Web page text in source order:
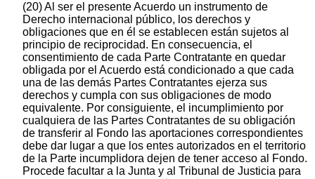
(20) Al ser el presente Acuerdo un instrumento de
Derecho internacional público, los derechos y
obligaciones que en él se establecen están sujetos al
principio de reciprocidad. En consecuencia, el
consentimiento de cada Parte Contratante en quedar
obligada por el Acuerdo está condicionado a que cada
una de las demás Partes Contratantes ejerza sus
derechos y cumpla con sus obligaciones de modo
equivalente. Por consiguiente, el incumplimiento por
cualquiera de las Partes Contratantes de su obligación
de transferir al Fondo las aportaciones correspondientes
debe dar lugar a que los entes autorizados en el territorio
de la Parte incumplidora dejen de tener acceso al Fondo.
Procede facultar a la Junta y al Tribunal de Justicia para